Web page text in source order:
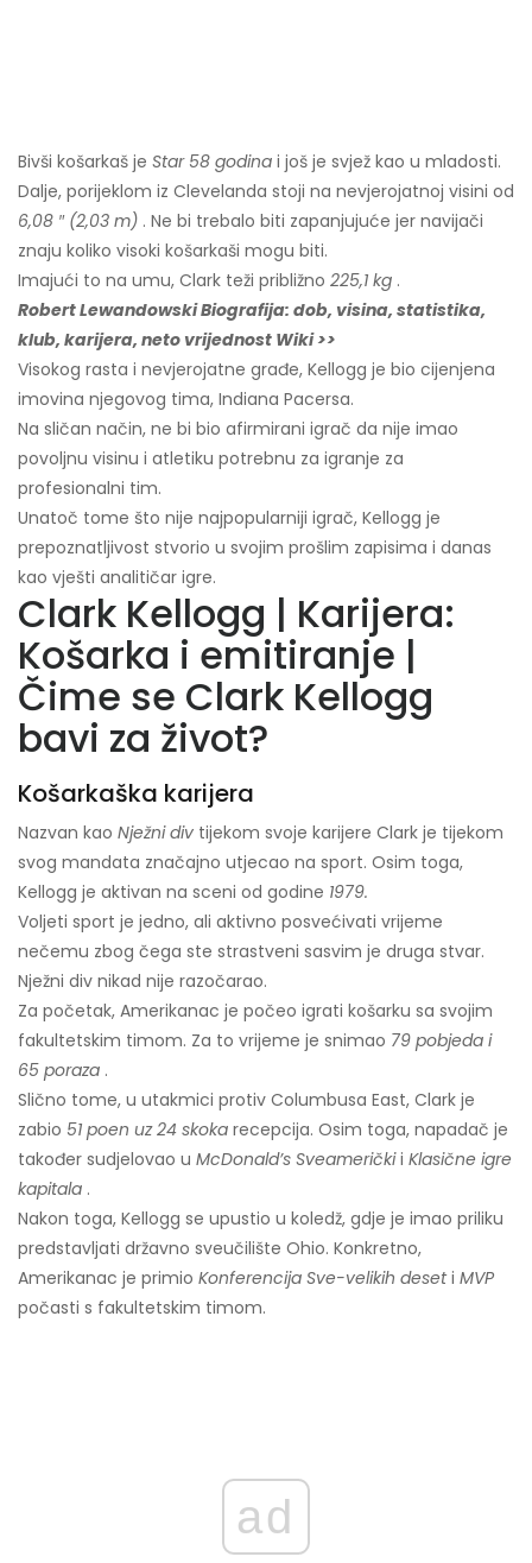
Bivši košarkaš je Star 58 godina i još je svjež kao u mladosti.
Dalje, porijeklom iz Clevelanda stoji na nevjerojatnoj visini od
6,08 ″ (2,03 m) . Ne bi trebalo biti zapanjujuće jer navijači
znaju koliko visoki košarkaši mogu biti.
Imajući to na umu, Clark teži približno 225,1 kg .
Robert Lewandowski Biografija: dob, visina, statistika,
klub, karijera, neto vrijednost Wiki >>
Visokog rasta i nevjerojatne građe, Kellogg je bio cijenjena
imovina njegovog tima, Indiana Pacersa.
Na sličan način, ne bi bio afirmirani igrač da nije imao
povoljnu visinu i atletiku potrebnu za igranje za
profesionalni tim.
Unatoč tome što nije najpopularniji igrač, Kellogg je
prepoznatljivost stvorio u svojim prošlim zapisima i danas
kao vješti analitičar igre.
Clark Kellogg | Karijera:
Košarka i emitiranje |
Čime se Clark Kellogg
bavi za život?
Košarkaška karijera
Nazvan kao Nježni div tijekom svoje karijere Clark je tijekom
svog mandata značajno utjecao na sport. Osim toga,
Kellogg je aktivan na sceni od godine 1979.
Voljeti sport je jedno, ali aktivno posvećivati ​​vrijeme
nečemu zbog čega ste strastveni sasvim je druga stvar.
Nježni div nikad nije razočarao.
Za početak, Amerikanac je počeo igrati košarku sa svojim
fakultetskim timom. Za to vrijeme je snimao 79 pobjeda i
65 poraza .
Slično tome, u utakmici protiv Columbusa East, Clark je
zabio 51 poen uz 24 skoka recepcija. Osim toga, napadač je
također sudjelovao u McDonald’s Sveameričkii Klasične igre
kapitala .
Nakon toga, Kellogg se upustio u koledž, gdje je imao priliku
predstavljati državno sveučilište Ohio. Konkretno,
Amerikanac je primio Konferencija Sve-velikih deseti MVP
počasti s fakultetskim timom.
ad